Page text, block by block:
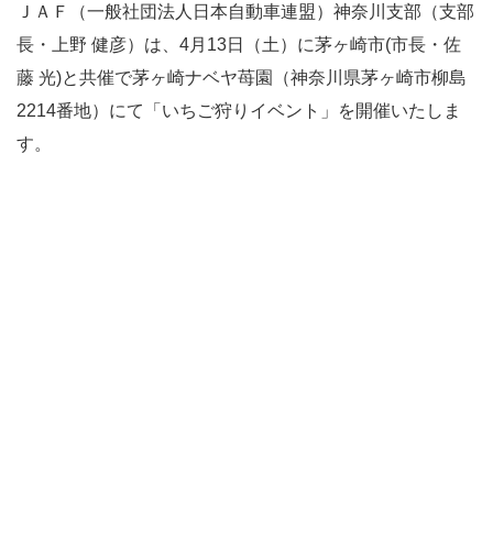
ＪＡＦ（⼀般社団法⼈⽇本⾃動⾞連盟）神奈川⽀部（⽀部
⻑・上野 健彦）は、4⽉13⽇（⼟）に茅ヶ崎市(市長・佐
藤 光)と共催で茅ヶ崎ナベヤ苺園（神奈川県茅ヶ崎市柳島
2214番地）にて「いちご狩りイベント」を開催いたしま
す。